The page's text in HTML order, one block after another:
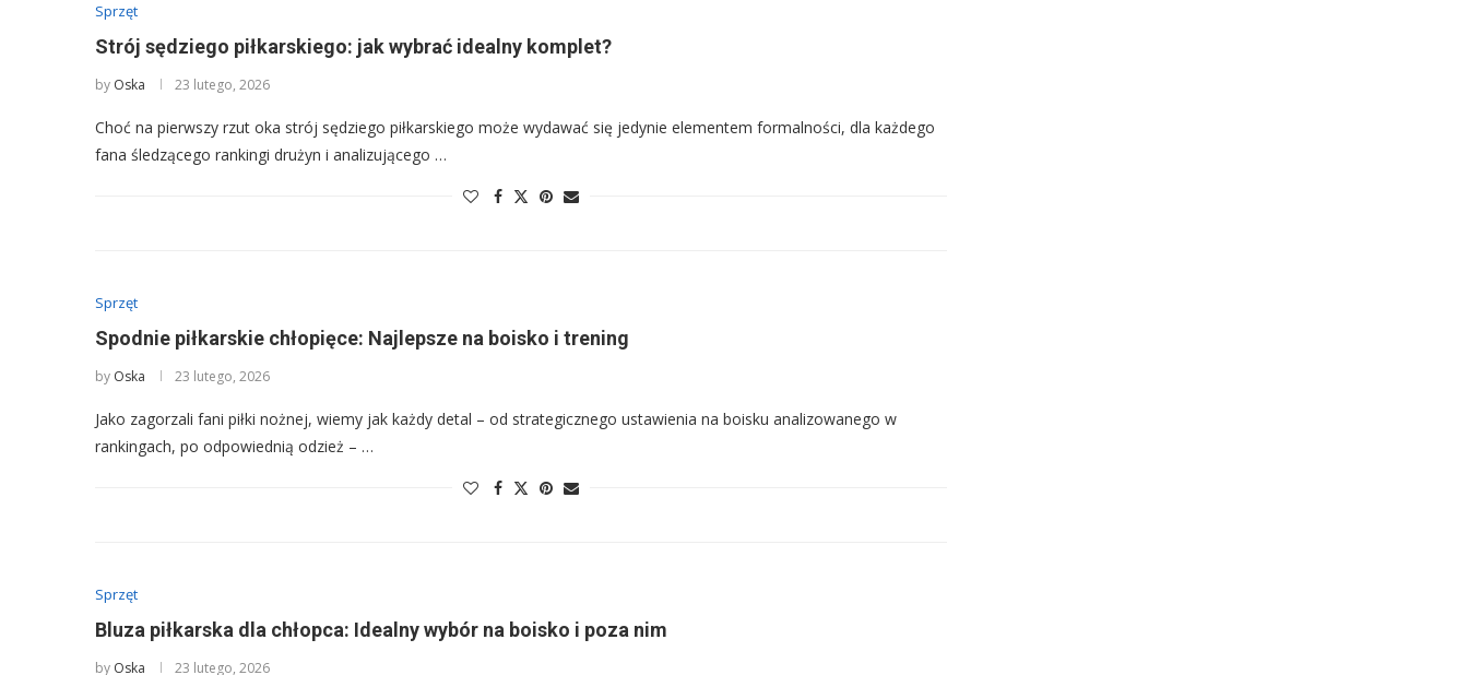
Sprzęt
Strój sędziego piłkarskiego: jak wybrać idealny komplet?
by Oska 23 lutego, 2026
Choć na pierwszy rzut oka strój sędziego piłkarskiego może wydawać się jedynie elementem formalności, dla każdego
fana śledzącego rankingi drużyn i analizującego …
Sprzęt
Spodnie piłkarskie chłopięce: Najlepsze na boisko i trening
by Oska 23 lutego, 2026
Jako zagorzali fani piłki nożnej, wiemy jak każdy detal – od strategicznego ustawienia na boisku analizowanego w
rankingach, po odpowiednią odzież – …
Sprzęt
Bluza piłkarska dla chłopca: Idealny wybór na boisko i poza nim
by Oska 23 lutego, 2026